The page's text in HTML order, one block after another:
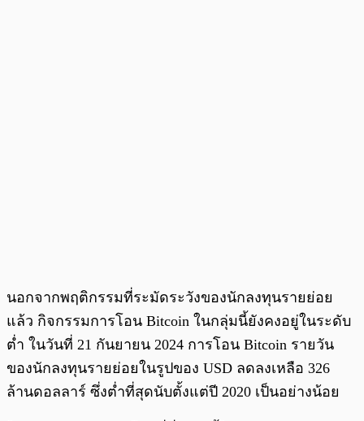
นอกจากพฤติกรรมที่ระมัดระวังของนักลงทุนรายย่อย
แล้ว กิจกรรมการโอน Bitcoin ในกลุ่มนี้ยังคงอยู่ในระดับ
ต่ำ ในวันที่ 21 กันยายน 2024 การโอน Bitcoin รายวัน
ของนักลงทุนรายย่อยในรูปของ USD ลดลงเหลือ 326
ล้านดอลลาร์ ซึ่งต่ำที่สุดนับตั้งแต่ปี 2020 เป็นอย่างน้อย